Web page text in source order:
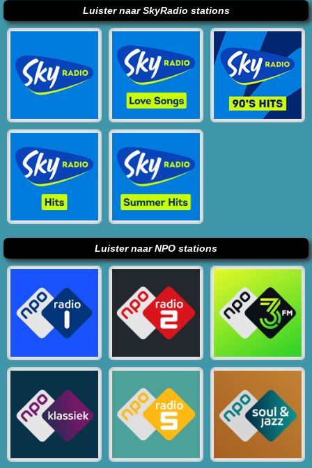
Luister naar SkyRadio stations
Luister naar NPO stations